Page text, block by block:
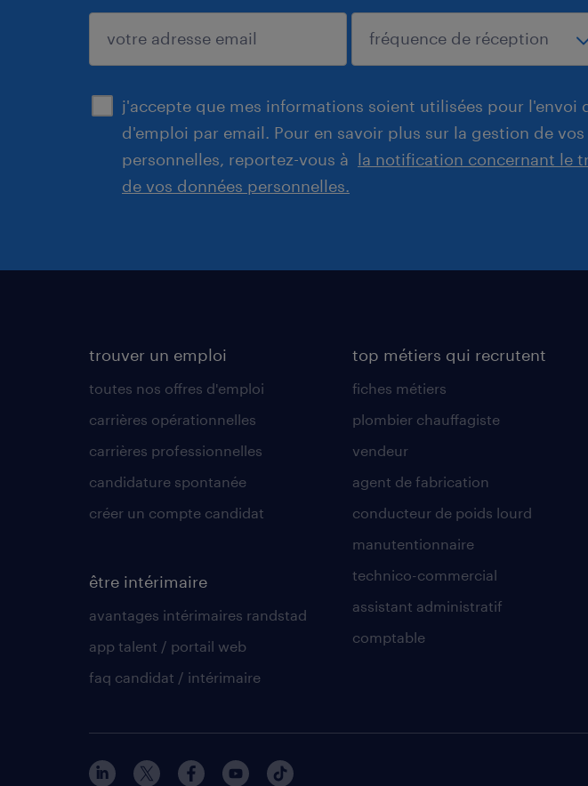
j'accepte que mes informations soient utilisées pour l'envoi
d'emploi par email. Pour en savoir plus sur la gestion de vos
personnelles, reportez-vous à la notification concernant le
de vos données personnelles.
enregistrer
trouver un emploi
toutes nos offres d'emploi
carrières opérationnelles
carrières professionnelles
candidature spontanée
créer un compte candidat
être intérimaire
avantages intérimaires randstad
app talent / portail web
faq candidat / intérimaire
top métiers qui recrutent
fiches métiers
plombier chauffagiste
vendeur
agent de fabrication
conducteur de poids lourd
manutentionnaire
technico-commercial
assistant administratif
comptable